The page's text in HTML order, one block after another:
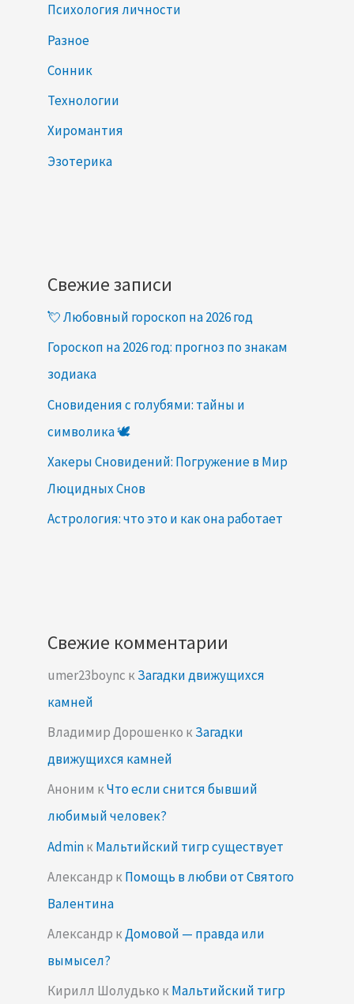
Психология личности
Разное
Сонник
Технологии
Хиромантия
Эзотерика
Свежие записи
💘 Любовный гороскоп на 2026 год
Гороскоп на 2026 год: прогноз по знакам
зодиака
Сновидения с голубями: тайны и
символика 🕊️
Хакеры Сновидений: Погружение в Мир
Люцидных Снов
Астрология: что это и как она работает
Свежие комментарии
umer23boync кЗагадки движущихся
камней
Владимир Дорошенко кЗагадки
движущихся камней
Аноним кЧто если снится бывший
любимый человек?
AdminкМальтийский тигр существует
Александр кПомощь в любви от Святого
Валентина
Александр кДомовой — правда или
вымысел?
Кирилл Шолудько кМальтийский тигр